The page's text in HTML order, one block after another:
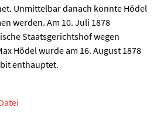
Unmittelbar danach konnte Hödel
werden. Am 10. Juli 1878
Staatsgerichtshof wegen
Hödel wurde am 16. August 1878
enthauptet.